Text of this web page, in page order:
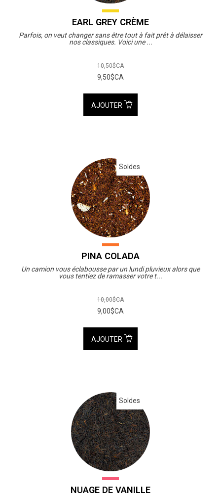
EARL GREY CRÈME
Parfois, on veut changer sans être tout à fait prêt à délaisser
nos classiques. Voici une ...
10,50$CA
9,50$CA
AJOUTER
Soldes
PINA COLADA
Un camion vous éclabousse par un lundi pluvieux alors que
vous tentiez de ramasser votre t...
10,00$CA
9,00$CA
AJOUTER
Soldes
NUAGE DE VANILLE